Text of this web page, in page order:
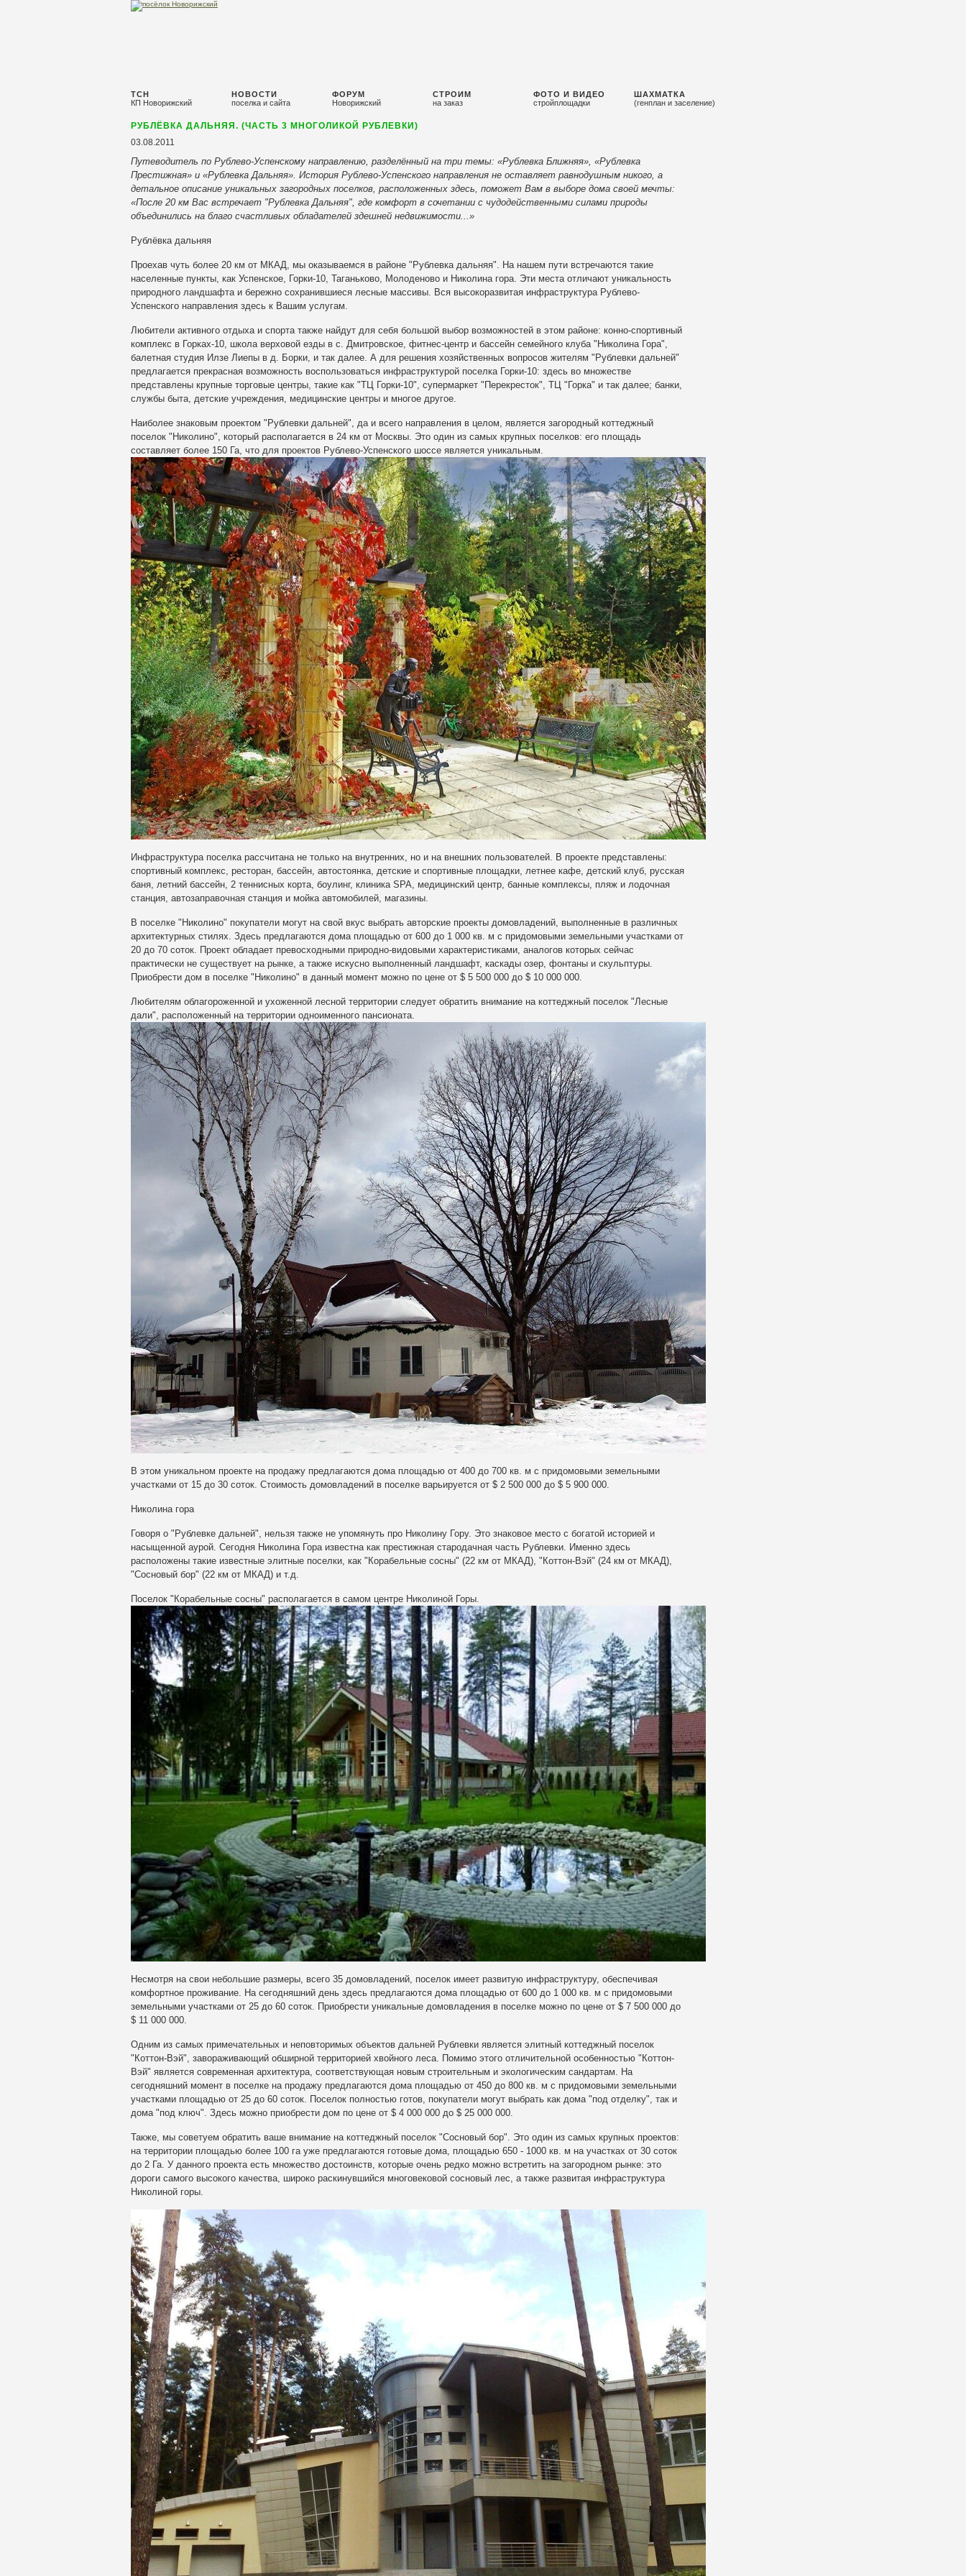
ТСН
КП Новорижский
НОВОСТИ
поселка и сайта
ФОРУМ
Новорижский
СТРОИМ
на заказ
ФОТО И ВИДЕО
стройплощадки
ШАХМАТКА
(генплан и заселение)
РУБЛЁВКА ДАЛЬНЯЯ. (ЧАСТЬ 3 МНОГОЛИКОЙ РУБЛЕВКИ)
03.08.2011
Путеводитель по Рублево-Успенскому направлению, разделённый на три темы: «Рублевка Ближняя», «Рублевка
Престижная» и «Рублевка Дальняя». История Рублево-Успенского направления не оставляет равнодушным никого, а
детальное описание уникальных загородных поселков, расположенных здесь, поможет Вам в выборе дома своей мечты:
«После 20 км Вас встречает "Рублевка Дальняя", где комфорт в сочетании с чудодейственными силами природы
объединились на благо счастливых обладателей здешней недвижимости...»
Рублёвка дальняя
Проехав чуть более 20 км от МКАД, мы оказываемся в районе "Рублевка дальняя". На нашем пути встречаются такие
населенные пункты, как Успенское, Горки-10, Таганьково, Молоденово и Николина гора. Эти места отличают уникальность
природного ландшафта и бережно сохранившиеся лесные массивы. Вся высокоразвитая инфраструктура Рублево-
Успенского направления здесь к Вашим услугам.
Любители активного отдыха и спорта также найдут для себя большой выбор возможностей в этом районе: конно-спортивный
комплекс в Горках-10, школа верховой езды в с. Дмитровское, фитнес-центр и бассейн семейного клуба "Николина Гора",
балетная студия Илзе Лиепы в д. Борки, и так далее. А для решения хозяйственных вопросов жителям "Рублевки дальней"
предлагается прекрасная возможность воспользоваться инфраструктурой поселка Горки-10: здесь во множестве
представлены крупные торговые центры, такие как "ТЦ Горки-10", супермаркет "Перекресток", ТЦ "Горка" и так далее; банки,
службы быта, детские учреждения, медицинские центры и многое другое.
Наиболее знаковым проектом "Рублевки дальней", да и всего направления в целом, является загородный коттеджный
поселок "Николино", который располагается в 24 км от Москвы. Это один из самых крупных поселков: его площадь
составляет более 150 Га, что для проектов Рублево-Успенского шоссе является уникальным.
Инфраструктура поселка рассчитана не только на внутренних, но и на внешних пользователей. В проекте представлены:
спортивный комплекс, ресторан, бассейн, автостоянка, детские и спортивные площадки, летнее кафе, детский клуб, русская
баня, летний бассейн, 2 теннисных корта, боулинг, клиника SPA, медицинский центр, банные комплексы, пляж и лодочная
станция, автозаправочная станция и мойка автомобилей, магазины.
В поселке "Николино" покупатели могут на свой вкус выбрать авторские проекты домовладений, выполненные в различных
архитектурных стилях. Здесь предлагаются дома площадью от 600 до 1 000 кв. м с придомовыми земельными участками от
20 до 70 соток. Проект обладает превосходными природно-видовыми характеристиками, аналогов которых сейчас
практически не существует на рынке, а также искусно выполненный ландшафт, каскады озер, фонтаны и скульптуры.
Приобрести дом в поселке "Николино" в данный момент можно по цене от $ 5 500 000 до $ 10 000 000.
Любителям облагороженной и ухоженной лесной территории следует обратить внимание на коттеджный поселок "Лесные
дали", расположенный на территории одноименного пансионата.
В этом уникальном проекте на продажу предлагаются дома площадью от 400 до 700 кв. м с придомовыми земельными
участками от 15 до 30 соток. Стоимость домовладений в поселке варьируется от $ 2 500 000 до $ 5 900 000.
Николина гора
Говоря о "Рублевке дальней", нельзя также не упомянуть про Николину Гору. Это знаковое место с богатой историей и
насыщенной аурой. Сегодня Николина Гора известна как престижная стародачная часть Рублевки. Именно здесь
расположены такие известные элитные поселки, как "Корабельные сосны" (22 км от МКАД), "Коттон-Вэй" (24 км от МКАД),
"Сосновый бор" (22 км от МКАД) и т.д.
Поселок "Корабельные сосны" располагается в самом центре Николиной Горы.
Несмотря на свои небольшие размеры, всего 35 домовладений, поселок имеет развитую инфраструктуру, обеспечивая
комфортное проживание. На сегодняшний день здесь предлагаются дома площадью от 600 до 1 000 кв. м с придомовыми
земельными участками от 25 до 60 соток. Приобрести уникальные домовладения в поселке можно по цене от $ 7 500 000 до
$ 11 000 000.
Одним из самых примечательных и неповторимых объектов дальней Рублевки является элитный коттеджный поселок
"Коттон-Вэй", завораживающий обширной территорией хвойного леса. Помимо этого отличительной особенностью "Коттон-
Вэй" является современная архитектура, соответствующая новым строительным и экологическим сандартам. На
сегодняшний момент в поселке на продажу предлагаются дома площадью от 450 до 800 кв. м с придомовыми земельными
участками площадью от 25 до 60 соток. Поселок полностью готов, покупатели могут выбрать как дома "под отделку", так и
дома "под ключ". Здесь можно приобрести дом по цене от $ 4 000 000 до $ 25 000 000.
Также, мы советуем обратить ваше внимание на коттеджный поселок "Сосновый бор". Это один из самых крупных проектов:
на территории площадью более 100 га уже предлагаются готовые дома, площадью 650 - 1000 кв. м на участках от 30 соток
до 2 Га. У данного проекта есть множество достоинств, которые очень редко можно встретить на загородном рынке: это
дороги самого высокого качества, широко раскинувшийся многовековой сосновый лес, а также развитая инфраструктура
Николиной горы.